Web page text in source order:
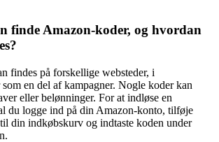
finde Amazon-koder, og hvordan
findes på forskellige websteder, i
en del af kampagner. Nogle koder kan
eller belønninger. For at indløse en
du logge ind på din Amazon-konto, tilføje
din indkøbskurv og indtaste koden under